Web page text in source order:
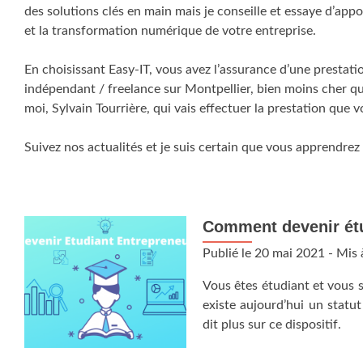
des solutions clés en main mais je conseille et essaye
et la transformation numérique de votre entreprise.
En choisissant Easy-IT, vous avez l’assurance d’une
indépendant / freelance sur Montpellier, bien moins cher
moi, Sylvain Tourrière, qui vais effectuer la prestation que
Suivez nos actualités et je suis certain que vous
Comment devenir
Publié le 20 mai 2021 - Mis
Vous êtes étudiant et vous
existe aujourd’hui un
dit plus sur ce dispositif.